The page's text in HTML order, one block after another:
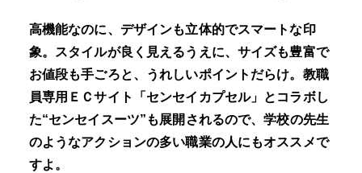
高機能なのに、デザインも立体的でスマートな印
象。スタイルが良く見えるうえに、サイズも豊富で
お値段も手ごろと、うれしいポイントだらけ。教職
員専用ＥＣサイト「センセイカプセル」とコラボし
た“センセイスーツ”も展開されるので、学校の先生
のようなアクションの多い職業の人にもオススメで
すよ。